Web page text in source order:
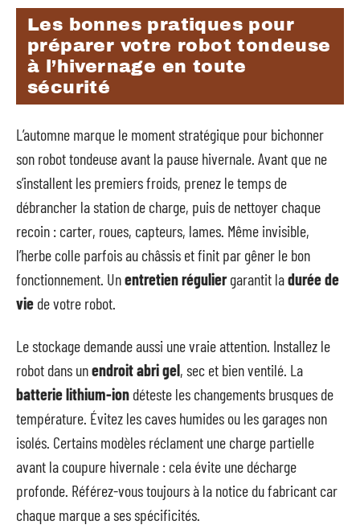
Les bonnes pratiques pour
préparer votre robot tondeuse
à l’hivernage en toute
sécurité
L’automne marque le moment stratégique pour bichonner
son robot tondeuse avant la pause hivernale. Avant que ne
s’installent les premiers froids, prenez le temps de
débrancher la station de charge, puis de nettoyer chaque
recoin : carter, roues, capteurs, lames. Même invisible,
l’herbe colle parfois au châssis et finit par gêner le bon
fonctionnement. Unentretien réguliergarantit ladurée de
vie de votre robot.
Le stockage demande aussi une vraie attention. Installez le
robot dans unendroit abri gel, sec et bien ventilé. La
batterie lithium-ion déteste les changements brusques de
température. Évitez les caves humides ou les garages non
isolés. Certains modèles réclament une charge partielle
avant la coupure hivernale : cela évite une décharge
profonde. Référez-vous toujours à la notice du fabricant car
chaque marque a ses spécificités.